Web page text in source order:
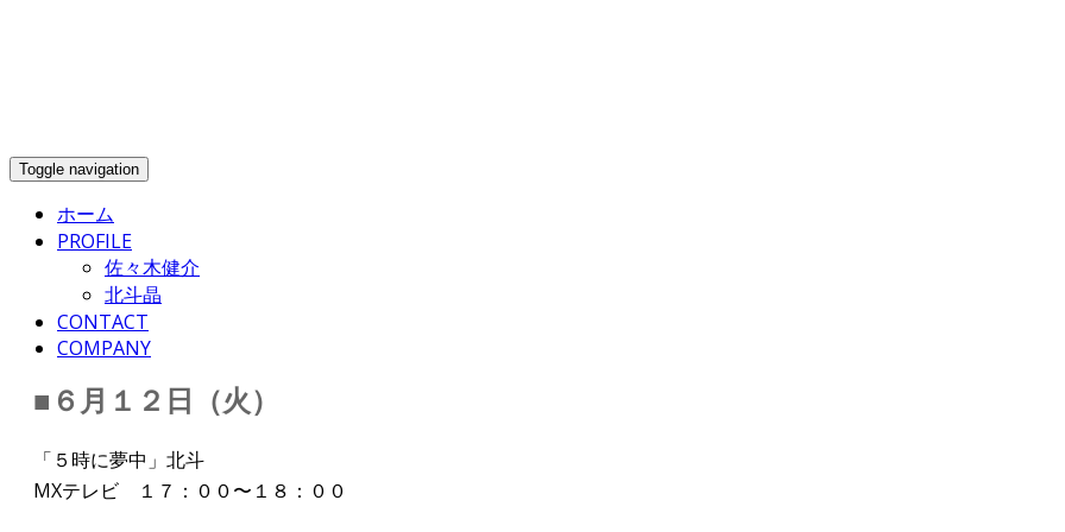
Toggle navigation
ホーム
PROFILE
佐々木健介
北斗晶
CONTACT
COMPANY
■６月１２日（火）
「５時に夢中」北斗
MXテレビ １７：００〜１８：００